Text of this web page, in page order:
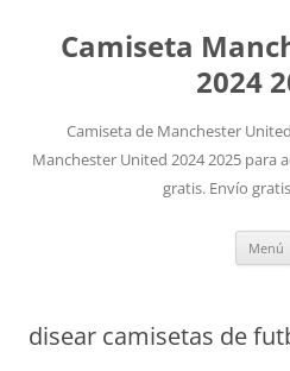
Camiseta
2024
Camiseta de Manchester
Manchester United 2024 2025 para
gratis. Envío
Menú
disear camisetas de